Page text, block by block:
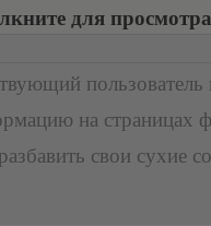
для
пользователь
на страницах
свои сухие